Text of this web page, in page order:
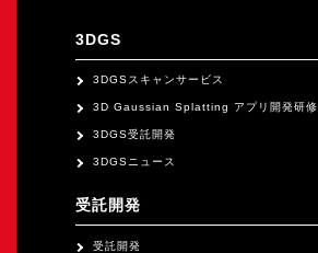
3DGS
3DGSスキャンサービス
3D Gaussian Splatting アプリ開発研修
3DGS受託開発
3DGSニュース
受託開発
受託開発